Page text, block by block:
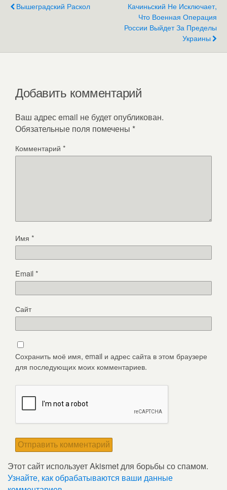
Вышеградский Раскол
Качиньский Не Исключает,
Что Военная Операция
России Выйдет За Пределы
Украины
Добавить комментарий
Ваш адрес email не будет опубликован.
Обязательные поля помечены *
Комментарий *
Имя *
Email*
Сайт
Сохранить моё имя, email и адрес сайта в этом браузере
для последующих моих комментариев.
Этот сайт использует Akismet для борьбы со спамом.
Узнайте, как обрабатываются ваши данные